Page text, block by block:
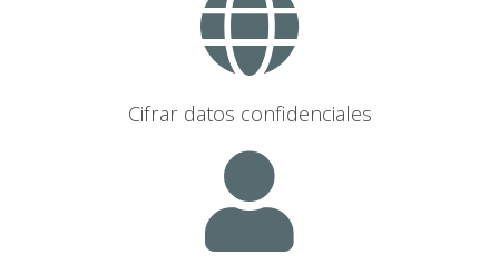
Cifrar datos confidenciales